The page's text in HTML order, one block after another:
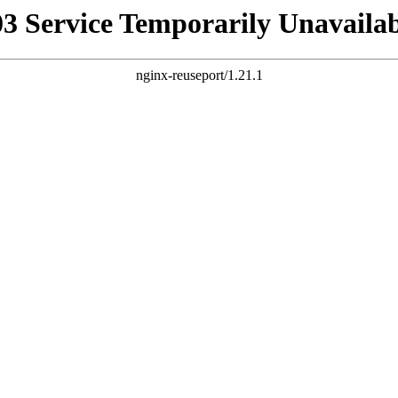
Service Temporarily
nginx-reuseport/1.21.1